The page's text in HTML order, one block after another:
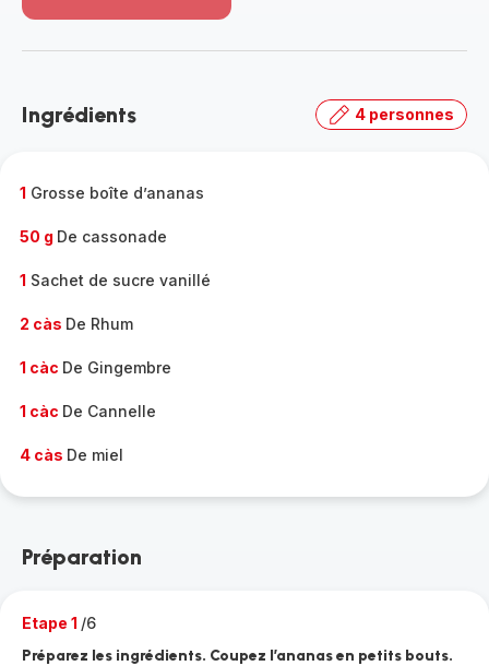
-
gamme
Ingrédients 4 personnes
1 Grosse boîte d’ananas
50 g De cassonade
1 Sachet de sucre vanillé
2 càs De Rhum
1 càc De Gingembre
1 càc De Cannelle
4 càs De miel
Préparation
Etape 1 /6
Préparez les ingrédients. Coupez l’ananas en petits bouts.